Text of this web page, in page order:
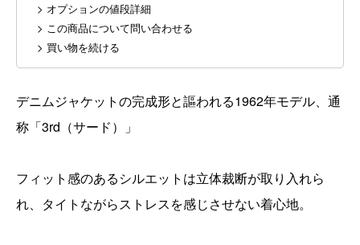
> オプションの値段詳細
> この商品について問い合わせる
> 買い物を続ける
デニムジャケットの完成形と謳われる1962年モデル、通
称「3rd（サード）」
フィット感のあるシルエットは立体裁断が取り入れら
れ、タイトながらストレスを感じさせない着心地。